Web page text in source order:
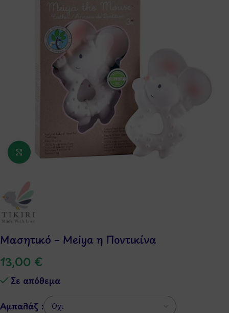
Κάντε κλικ για μεγέθυνση
Μασητικό – Meiya η Ποντικίνα
13,00 €
Σε απόθεμα
Αμπαλάζ :